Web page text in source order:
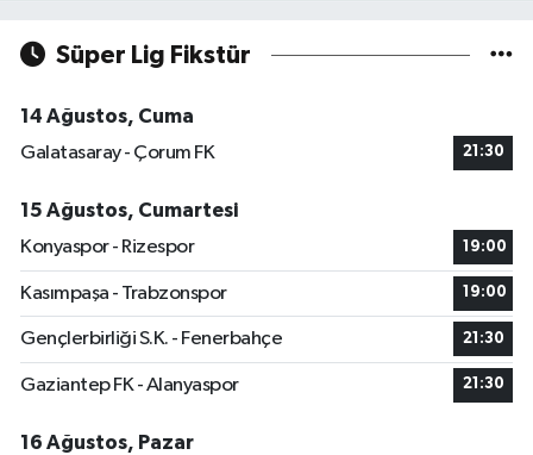
Süper Lig Fikstür
14 Ağustos, Cuma
Galatasaray - Çorum FK
21:30
15 Ağustos, Cumartesi
Konyaspor - Rizespor
19:00
Kasımpaşa - Trabzonspor 19:00
Gençlerbirliği S.K. - Fenerbahçe 21:30
Gaziantep FK - Alanyaspor 21:30
16 Ağustos, Pazar